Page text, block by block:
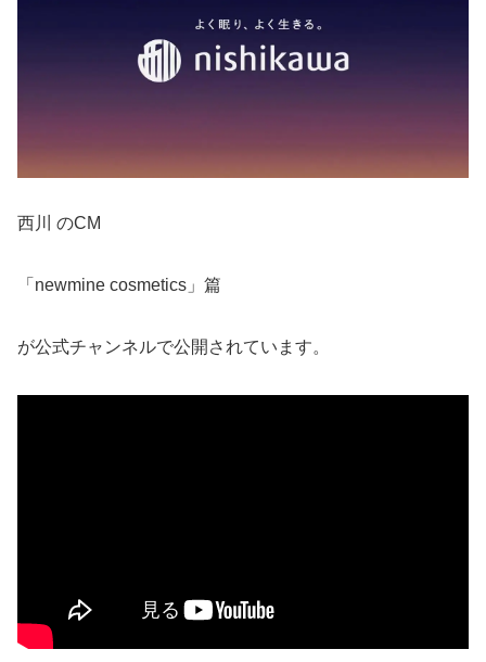
西川 のCM
「newmine cosmetics」篇
が公式チャンネルで公開されています。